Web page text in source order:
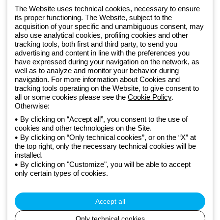
Od 2025 roku firma Beghelli jest częścią Grupy GEWISS, działając w
ramach ekosystemu GEWISS LightZone, w którym tworzymy
zintegrowane rozwiązania oświetleniowe, przekształcające
złożoność w prostotę oraz wspierające profesjonalistów i
użytkowników w realizacji ich potrzeb.Dowiedz się więcej o GEWISS
Polityka prywatności
Polityka cookies
Ogólne warunki sprzedaży
Wszystkie dokumenty
Deklaracja dostępności
Realizacja strony
to the direction and coordination of Gewiss S.p.A. - P.IVA (IT)
00666341201 - Registered in the Register of Companies of
The Website uses technical cookies, necessary to ensure
its proper functioning. The Website, subject to the
acquisition of your specific and unambiguous consent, may
also use analytical cookies, profiling cookies and other
tracking tools, both first and third party, to send you
advertising and content in line with the preferences you
have expressed during your navigation on the network, as
well as to analyze and monitor your behavior during
navigation. For more information about Cookies and
tracking tools operating on the Website, to give consent to
all or some cookies please see the Cookie Policy.
Otherwise:
By clicking on “Accept all”, you consent to the use of
cookies and other technologies on the Site.
By clicking on “Only technical cookies”, or on the “X” at
the top right, only the necessary technical cookies will be
installed.
By clicking on "Customize", you will be able to accept
only certain types of cookies.
Accept all